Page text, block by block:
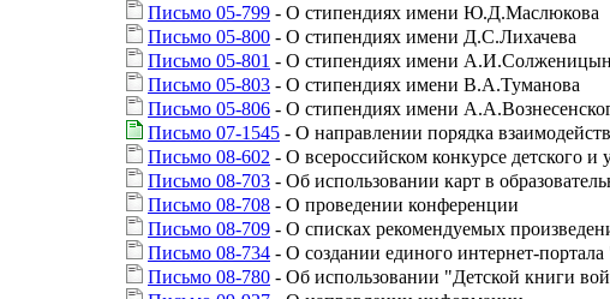
Письмо 05-799 - О стипендиях имени Ю.Д.Маслюкова
Письмо 05-800 - О стипендиях имени Д.С.Лихачева
Письмо 05-801 - О стипендиях имени
Письмо 05-803 - О стипендиях имени В.А.Туманова
Письмо 05-806 - О стипендиях имени
Письмо 07-1545 - О направлении порядка
Письмо 08-602 - О всероссийском конкурсе детского и
Письмо 08-703 - Об использовании карт в
Письмо 08-708 - О проведении конференции
Письмо 08-709 - О списках рекомендуемых
Письмо 08-734 - О создании единого интернет-
Письмо 08-780 - Об использовании "Детской книги